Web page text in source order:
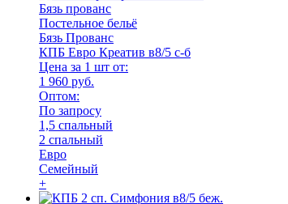
Бязь прованс
Постельное бельё
Бязь Прованс
КПБ Евро Креатив в8/5 с-б
Цена за 1 шт от:
1 960 руб.
Оптом:
По запросу
1,5 спальный
2 спальный
Евро
Семейный
+